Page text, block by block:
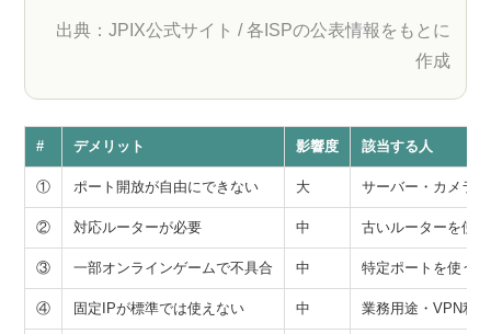
出典：JPIX公式サイト / 各ISPの公表情報をもとに
作成
# デメリット 影響度 該当する人
① ポート開放が自由にできない 大 サーバー・カメラ
② 対応ルーターが必要 中 古いルーターを使
③ 一部オンラインゲームで不具合 中 特定ポートを使う
④ 固定IPが標準では使えない 中 業務用途・VPN利